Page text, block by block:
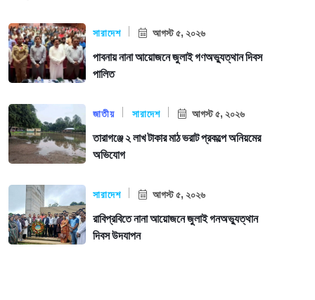
সারাদেশ আগস্ট ৫, ২০২৬
পাবনায় নানা আয়োজনে জুলাই গণঅভ্যুত্থান দিবস
পালিত
জাতীয় সারাদেশ আগস্ট ৫, ২০২৬
তারাগঞ্জে ২ লাখ টাকার মাঠ ভরাট প্রকল্পে অনিয়মের
অভিযোগ
সারাদেশ আগস্ট ৫, ২০২৬
রাবিপ্রবিতে নানা আয়োজনে জুলাই গনঅভ্যুত্থান
দিবস উদযাপন